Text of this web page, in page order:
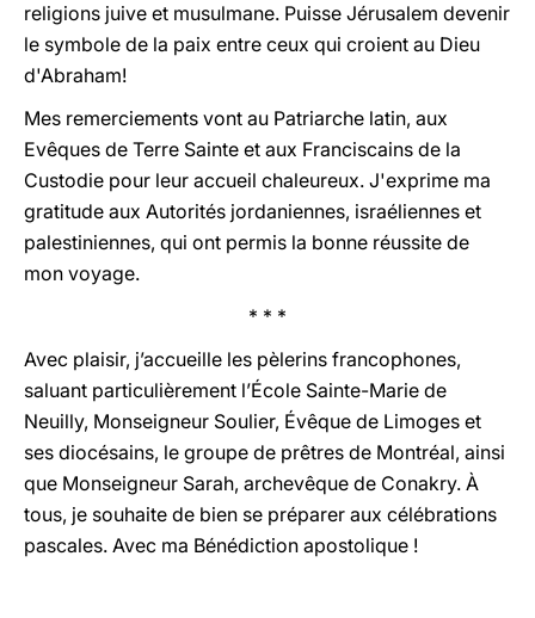
religions juive et musulmane. Puisse Jérusalem devenir
le symbole de la paix entre ceux qui croient au Dieu
d'Abraham!
Mes remerciements vont au Patriarche latin, aux
Evêques de Terre Sainte et aux Franciscains de la
Custodie pour leur accueil chaleureux. J'exprime ma
gratitude aux Autorités jordaniennes, israéliennes et
palestiniennes, qui ont permis la bonne réussite de
mon voyage.
* * *
Avec plaisir, j’accueille les pèlerins francophones,
saluant particulièrement l’École Sainte-Marie de
Neuilly, Monseigneur Soulier, Évêque de Limoges et
ses diocésains, le groupe de prêtres de Montréal, ainsi
que Monseigneur Sarah, archevêque de Conakry. À
tous, je souhaite de bien se préparer aux célébrations
pascales. Avec ma Bénédiction apostolique !